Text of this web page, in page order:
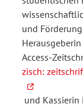
und
Access-
zisch:
und Kassierin